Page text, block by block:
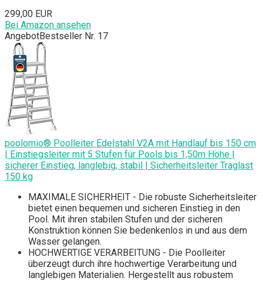
299,00 EUR
Bei Amazon ansehen
AngebotBestseller Nr. 17
poolomio® Poolleiter Edelstahl V2A mit Handlauf bis 150 cm
| Einstiegsleiter mit 5 Stufen für Pools bis 1,50m Höhe |
sicherer Einstieg, langlebig, stabil | Sicherheitsleiter Traglast
150 kg
MAXIMALE SICHERHEIT - Die robuste Sicherheitsleiter
bietet einen bequemen und sicheren Einstieg in den
Pool. Mit ihren stabilen Stufen und der sicheren
Konstruktion können Sie bedenkenlos in und aus dem
Wasser gelangen.
HOCHWERTIGE VERARBEITUNG - Die Poolleiter
überzeugt durch ihre hochwertige Verarbeitung und
langlebigen Materialien. Hergestellt aus robustem